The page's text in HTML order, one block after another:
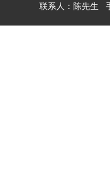
联系人：陈先生